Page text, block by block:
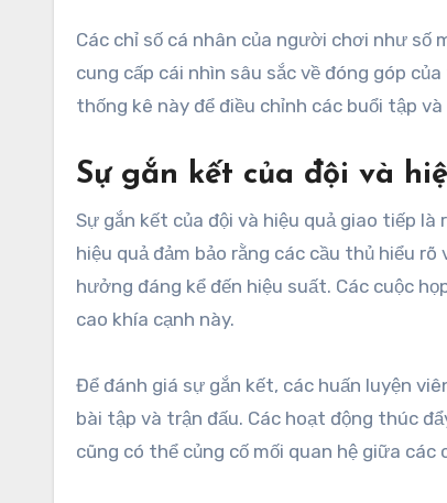
Các chỉ số cá nhân của người chơi như
cung cấp cái nhìn sâu sắc về đóng góp
thống kê này để điều chỉnh các buổi tập
Sự gắn kết của đội và
Sự gắn kết của đội và hiệu quả giao tiếp
hiệu quả đảm bảo rằng các cầu thủ hiểu
hưởng đáng kể đến hiệu suất. Các cuộc
cao khía cạnh này.
Để đánh giá sự gắn kết, các huấn luyện
bài tập và trận đấu. Các hoạt động thúc
cũng có thể củng cố mối quan hệ giữa